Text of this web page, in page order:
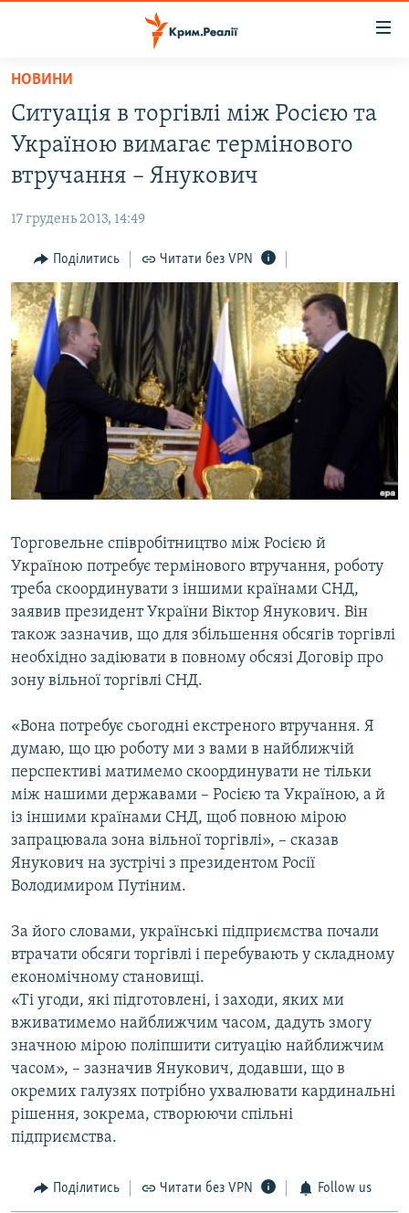
Перейти
основного
матеріалу
Перейти
до
основної
навігації
Перейти
до
пошуку
ВОДА.КРИМ
ВІДЕО ТА ФОТО
БЛОГИ
ПОГЛЯД
ІНТЕРВ'Ю
ВСЕ ЗА ДЕНЬ
СПЕЦПРОЕКТИ
ДЕПОРТАЦІЯ
ВІДЕОУРОКИ «ELIFBE»
СВІДЧЕННЯ ОКУПАЦІЇ
УКРАЇНСЬКА ПРОБЛЕМА КРИМУ
ЯК ОБІЙТИ БЛОКУВАННЯ
Русский
Qırımtatar
Усі сайти RFE/RL
НОВИНИ
Ситуація в торгівлі між Росією та
Україною вимагає термінового
втручання – Янукович
17 грудень 2013, 14:49
Поділитись Читати без VPN
Торговельне співробітництво між Росією й
Україною потребує термінового втручання, роботу
треба скоординувати з іншими країнами СНД,
заявив президент України Віктор Янукович. Він
також зазначив, що для збільшення обсягів торгівлі
необхідно задіювати в повному обсязі Договір про
зону вільної торгівлі СНД.
«Вона потребує сьогодні екстреного втручання. Я
думаю, що цю роботу ми з вами в найближчій
перспективі матимемо скоординувати не тільки
між нашими державами – Росією та Україною, а й
із іншими країнами СНД, щоб повною мірою
запрацювала зона вільної торгівлі», – сказав
Янукович на зустрічі з президентом Росії
Володимиром Путіним.
За його словами, українські підприємства почали
втрачати обсяги торгівлі і перебувають у складному
економічному становищі.
«Ті угоди, які підготовлені, і заходи, яких ми
вживатимемо найближчим часом, дадуть змогу
значною мірою поліпшити ситуацію найближчим
часом», – зазначив Янукович, додавши, що в
окремих галузях потрібно ухвалювати кардинальні
рішення, зокрема, створюючи спільні
підприємства.
Поділитись Читати без VPN Follow us